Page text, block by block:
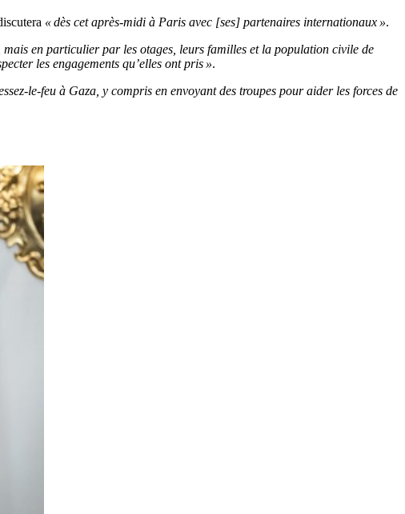
« dès cet après-midi à Paris avec [ses] partenaires internationaux ».
en particulier par les otages, leurs familles et la population civile de
les engagements qu’elles ont pris ».
le-feu à Gaza, y compris en envoyant des troupes pour aider les forces de